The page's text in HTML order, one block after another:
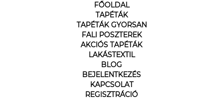
FŐOLDAL
TAPÉTÁK
TAPÉTÁK GYORSAN
FALI POSZTEREK
AKCIÓS TAPÉTÁK
LAKÁSTEXTIL
BLOG
BEJELENTKEZÉS
KAPCSOLAT
REGISZTRÁCIÓ